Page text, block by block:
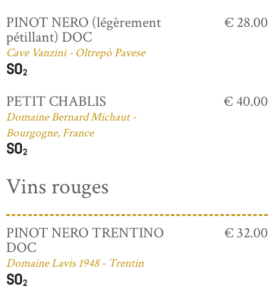
PINOT NERO (légèrement
pétillant) DOC
Cave Vanzini - Oltrepò Pavese
€ 28.00
PETIT CHABLIS
Domaine Bernard Michaut -
Bourgogne, France
€ 40.00
Vins rouges
PINOT NERO TRENTINO
DOC
Domaine Lavis 1948 - Trentin
€ 32.00